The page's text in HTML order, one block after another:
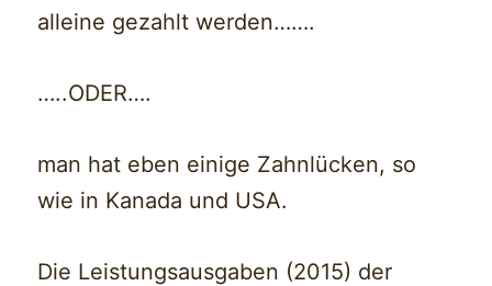
alleine gezahlt werden…….
…..ODER….
man hat eben einige Zahnlücken, so
wie in Kanada und USA.
Die Leistungsausgaben (2015) der